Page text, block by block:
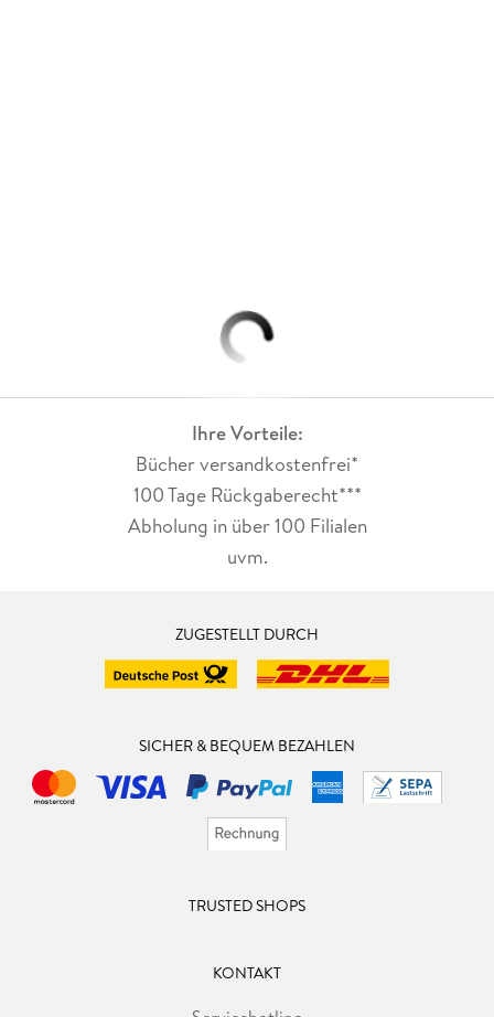
Ihre Vorteile:
Bücher versandkostenfrei*
100 Tage Rückgaberecht***
Abholung in über 100 Filialen
uvm.
ZUGESTELLT DURCH
SICHER & BEQUEM BEZAHLEN
TRUSTED SHOPS
KONTAKT